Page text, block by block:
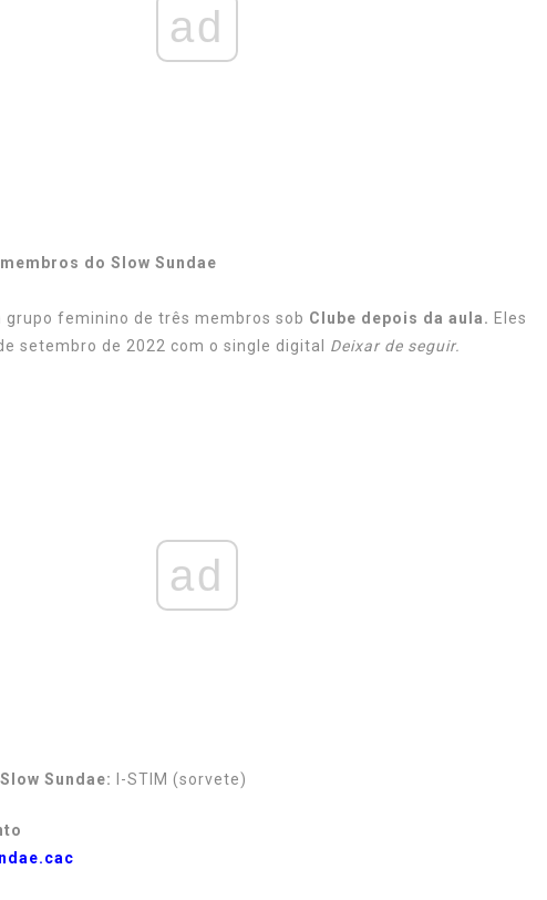
ad
do Slow Sundae
grupo feminino de três membros sob Clube depois da aula. Eles
setembro de 2022 com o single digital Deixar de seguir.
ad
Sundae: I-STIM (sorvete)